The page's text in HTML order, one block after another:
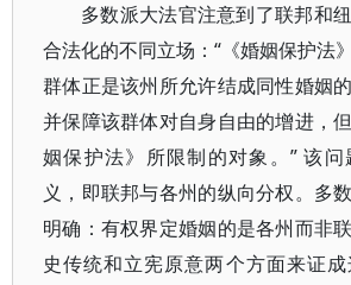
多数派大法官注意到了联邦和
合法化的不同立场：“《婚姻保护法
群体正是该州所允许结成同性婚姻
并保障该群体对自身自由的增进，
姻保护法》所限制的对象。” 该
义，即联邦与各州的纵向分权。多
明确：有权界定婚姻的是各州而非
史传统和立宪原意两个方面来证